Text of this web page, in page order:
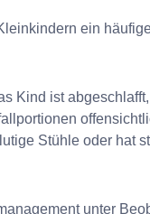
ein
Kind ist
Stühle oder hat
unter